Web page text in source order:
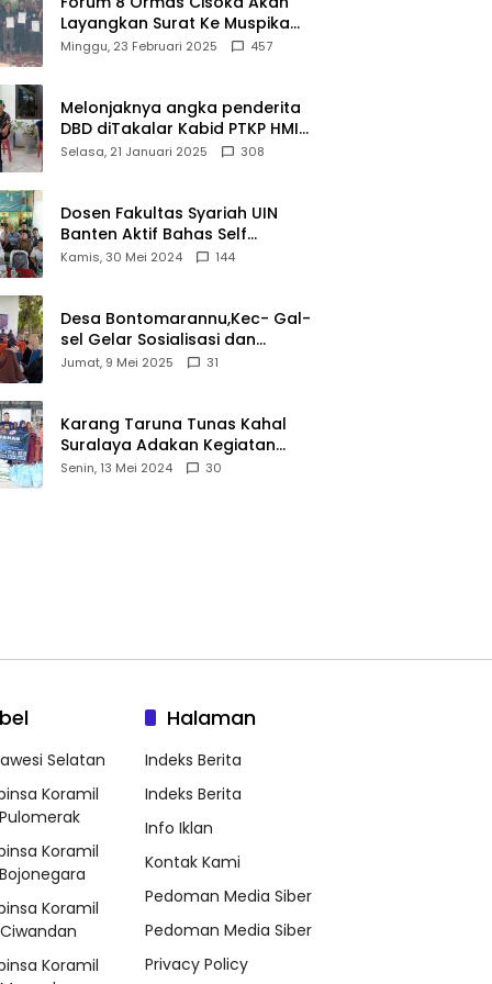
Layangkan Surat Ke Muspika
Atas Adanya Kantor Matel di
Minggu, 23 Februari 2025 457
Melonjaknya angka penderita
DBD diTakalar Kabid PTKP HMI
Cab.Takalar angkat bicara
Selasa, 21 Januari 2025 308
Dosen Fakultas Syariah UIN
Banten Aktif Bahas Self
Declare Halal dalam Forum
Kamis, 30 Mei 2024 144
Desa Bontomarannu,Kec- Gal-
sel Gelar Sosialisasi dan
Bimtek Pemutakhiran Data ID
Jumat, 9 Mei 2025 31
Karang Taruna Tunas Kahal
Suralaya Adakan Kegiatan
Bansos Terhadap Kaum
Senin, 13 Mei 2024 30
Selatan
Koramil
Koramil
Koramil
Koramil
Halaman
Indeks Berita
Indeks Berita
Info Iklan
Kontak Kami
Pedoman Media Siber
Pedoman Media Siber
Privacy Policy